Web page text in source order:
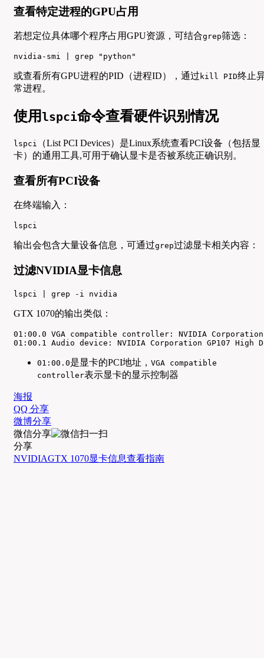
查看特定进程的GPU占用
若想定位具体哪个程序占用GPU资源，可结合grep筛选：
nvidia-smi | grep "python"
或查看所有GPU进程的PID（进程ID），通过 kill PID终止
常进程。
使用lspci命令查看硬件识别情况
lspci
（List PCI Devices）是Linux系统查看PCI设备（包括显
卡）的通用工具,可用于确认显卡是否被系统正确识别。
查看所有PCI设备
在终端输入：
lspci
输出会包含大量设备信息，可通过grep过滤显卡相关内容：
过滤NVIDIA显卡信息
lspci | grep -i nvidia
GTX 1070的输出类似：
01:00.0 VGA compatible controller: NVIDIA Corporation
01:00.1 Audio device: NVIDIA Corporation GP107
01:00.0是显卡的PCI地址， VGA compatible
controller表示显卡的显示控制器
海报
QQ 分享
微博分享
微信分享
分享
NVIDIAGTX 1070显卡信息查看指南